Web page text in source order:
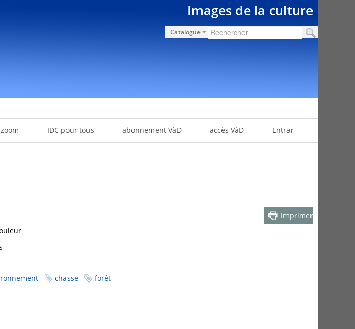
Images de la culture
Catalogue
zoom IDC pour tous abonnement VàD accès VàD Entrar
Imprimer
chasse forêt